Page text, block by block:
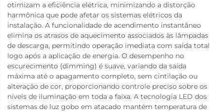
otimizam a eficiência elétrica, minimizando a distorção
harmônica que pode afetar os sistemas elétricos da
instalação. A funcionalidade de acendimento instantâneo
elimina os atrasos de aquecimento associados às lâmpadas
de descarga, permitindo operação imediata com saída total
logo após a aplicação de energia. O desempenho no
escurecimento (dimming) é suave, variando da saída
máxima até o apagamento completo, sem cintilação ou
alteração de cor, proporcionando controle preciso sobre os
níveis de iluminação em toda a faixa. A tecnologia LED dos
sistemas de luz gobo em atacado mantém temperatura de